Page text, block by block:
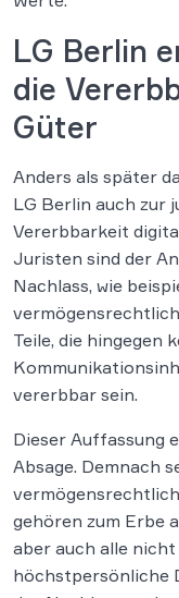
LG Berlin
die
Güter
Anders als später
LG Berlin auch zur
Vererbbarkeit
Juristen sind der
Nachlass, wie
Teile, die hingegen
vererbbar sein.
Dieser Auffassung
Absage. Demnach
gehören zum Erbe
aber auch alle
höchstpersönliche